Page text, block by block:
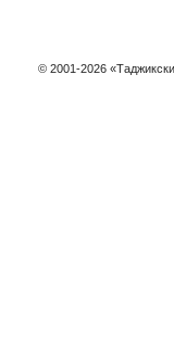
© 2001-2026